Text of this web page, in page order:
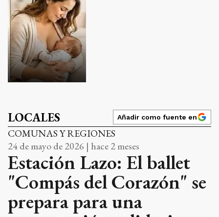
LOCALES Añadir como fuente en
COMUNAS Y REGIONES
24 de mayo de 2026 | hace 2 meses
Estación Lazo: El ballet
"Compás del Corazón" se
prepara para una